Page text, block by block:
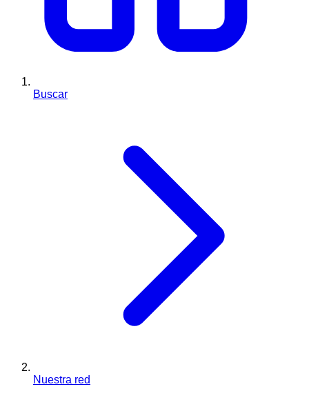
Buscar
Nuestra red